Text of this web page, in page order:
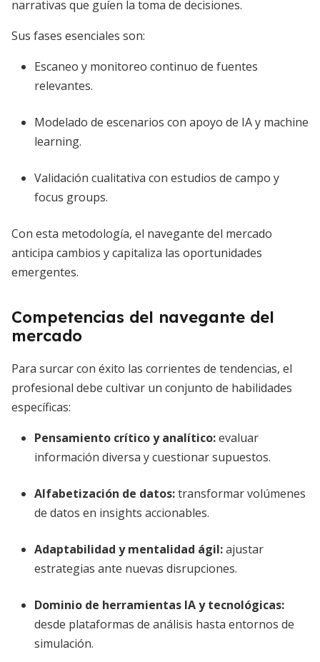
narrativas que guíen la toma de decisiones.
Sus fases esenciales son:
Escaneo y monitoreo continuo de fuentes
relevantes.
Modelado de escenarios con apoyo de IA y machine
learning.
Validación cualitativa con estudios de campo y
focus groups.
Con esta metodología, el navegante del mercado
anticipa cambios y capitaliza las oportunidades
emergentes.
Competencias del navegante del
mercado
Para surcar con éxito las corrientes de tendencias, el
profesional debe cultivar un conjunto de habilidades
específicas:
Pensamiento crítico y analítico:evaluar
información diversa y cuestionar supuestos.
Alfabetización de datos:transformar volúmenes
de datos en insights accionables.
Adaptabilidad y mentalidad ágil:ajustar
estrategias ante nuevas disrupciones.
Dominio de herramientas IA y tecnológicas:
desde plataformas de análisis hasta entornos de
simulación.